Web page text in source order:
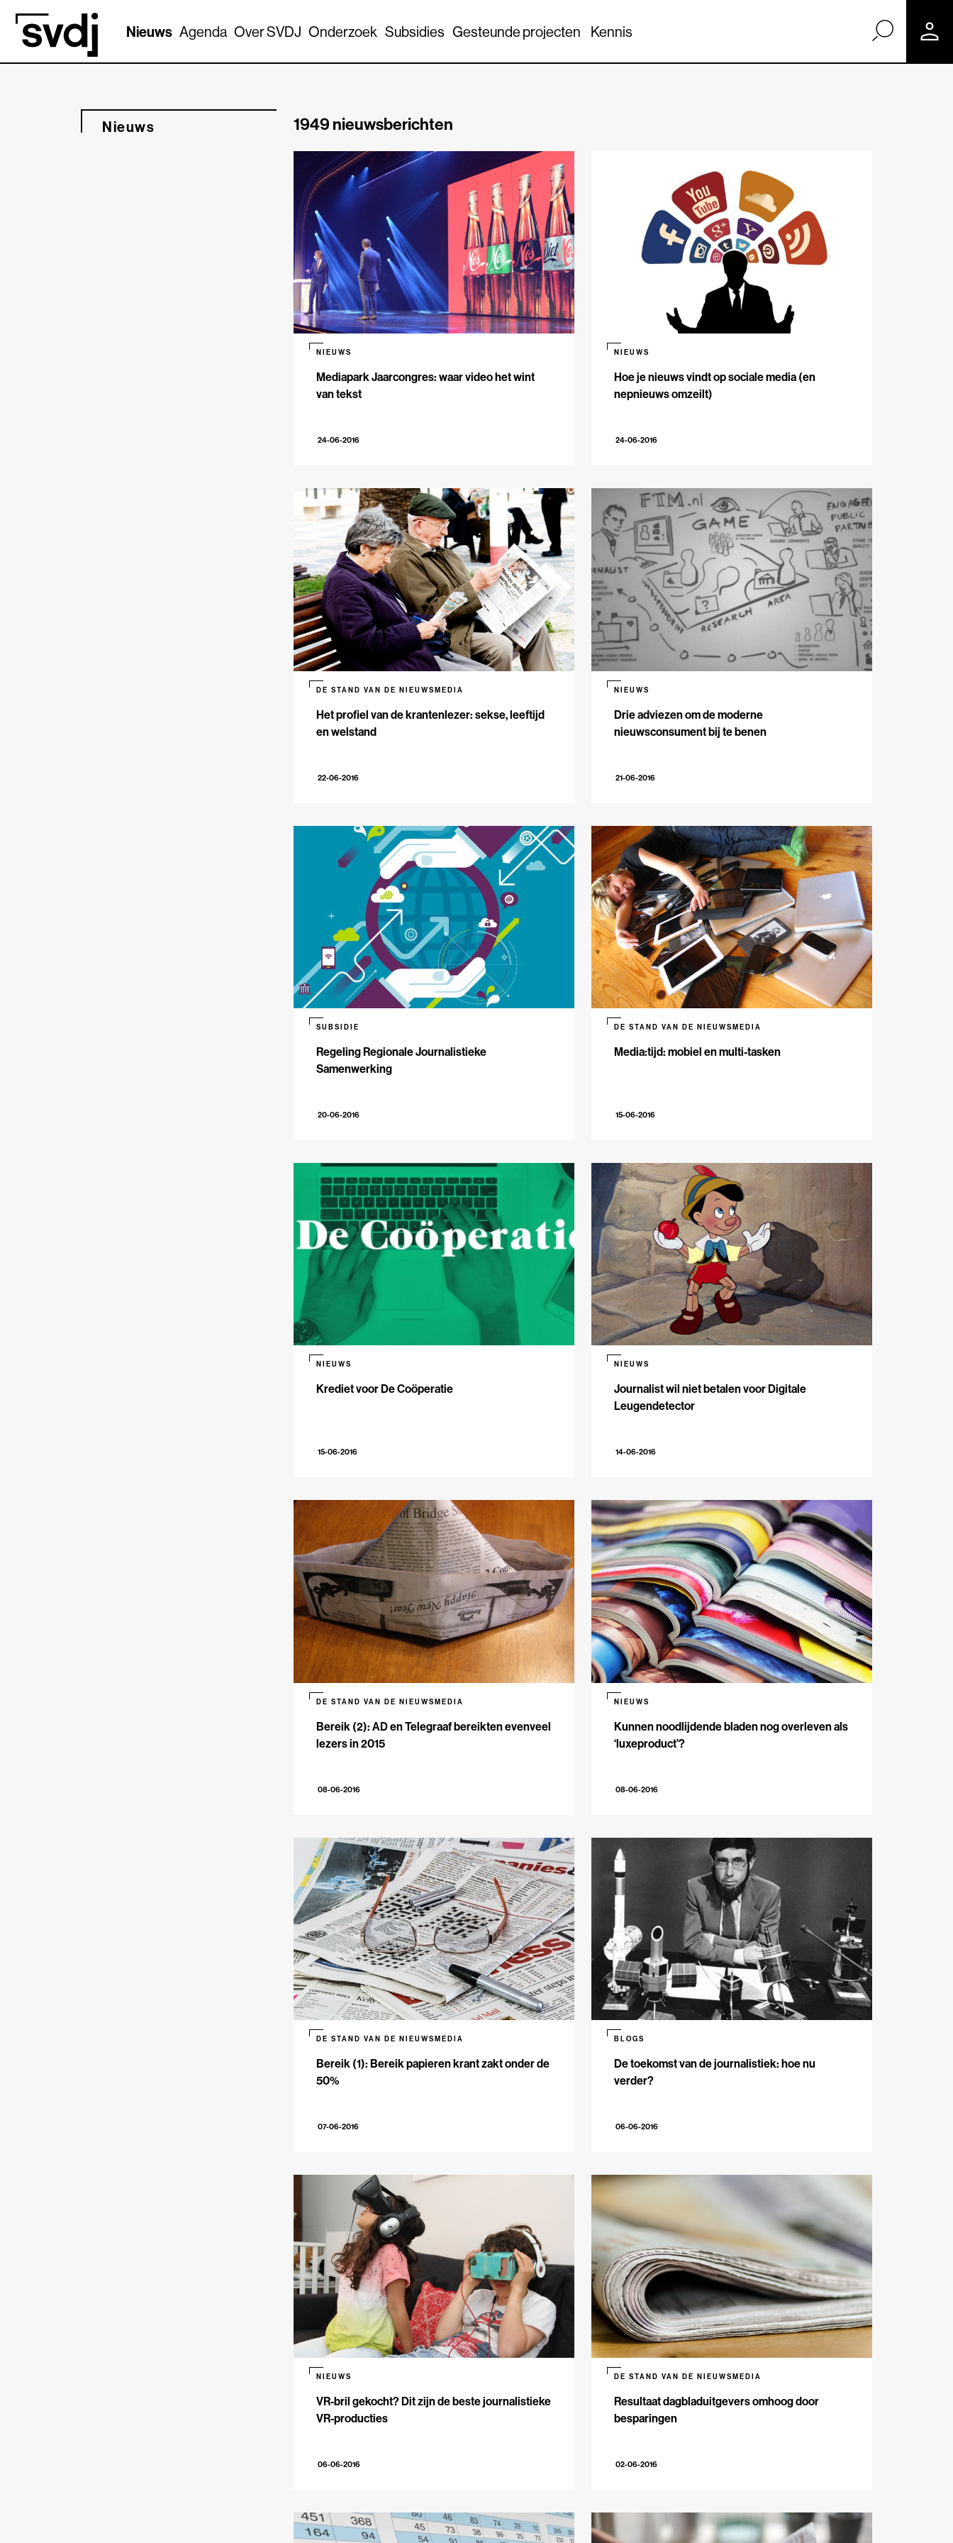
Naar hoofdinhoud
Nieuws Agenda Over SVDJ Onderzoek Subsidies Gesteunde projecten Kennis
Nieuws 1949 nieuwsberichten
Mediapark Jaarcongres: waar video het wint
van tekst
NIEUWS
24-06-2016
Hoe je nieuws vindt op sociale media (en
nepnieuws omzeilt)
NIEUWS
24-06-2016
Het profiel van de krantenlezer: sekse, leeftijd
en welstand
DE STAND VAN DE NIEUWSMEDIA
22-06-2016
Drie adviezen om de moderne
nieuwsconsument bij te benen
NIEUWS
21-06-2016
Regeling Regionale Journalistieke
Samenwerking
SUBSIDIE
20-06-2016
Media:tijd: mobiel en multi-tasken
DE STAND VAN DE NIEUWSMEDIA
15-06-2016
Krediet voor De Coöperatie
NIEUWS
15-06-2016
Journalist wil niet betalen voor Digitale
Leugendetector
NIEUWS
14-06-2016
Bereik (2): AD en Telegraaf bereikten evenveel
lezers in 2015
DE STAND VAN DE NIEUWSMEDIA
08-06-2016
Kunnen noodlijdende bladen nog overleven als
‘luxeproduct’?
NIEUWS
08-06-2016
Bereik (1): Bereik papieren krant zakt onder de
50%
DE STAND VAN DE NIEUWSMEDIA
07-06-2016
De toekomst van de journalistiek: hoe nu
verder?
BLOGS
06-06-2016
VR-bril gekocht? Dit zijn de beste journalistieke
VR-producties
NIEUWS
06-06-2016
Resultaat dagbladuitgevers omhoog door
besparingen
DE STAND VAN DE NIEUWSMEDIA
02-06-2016